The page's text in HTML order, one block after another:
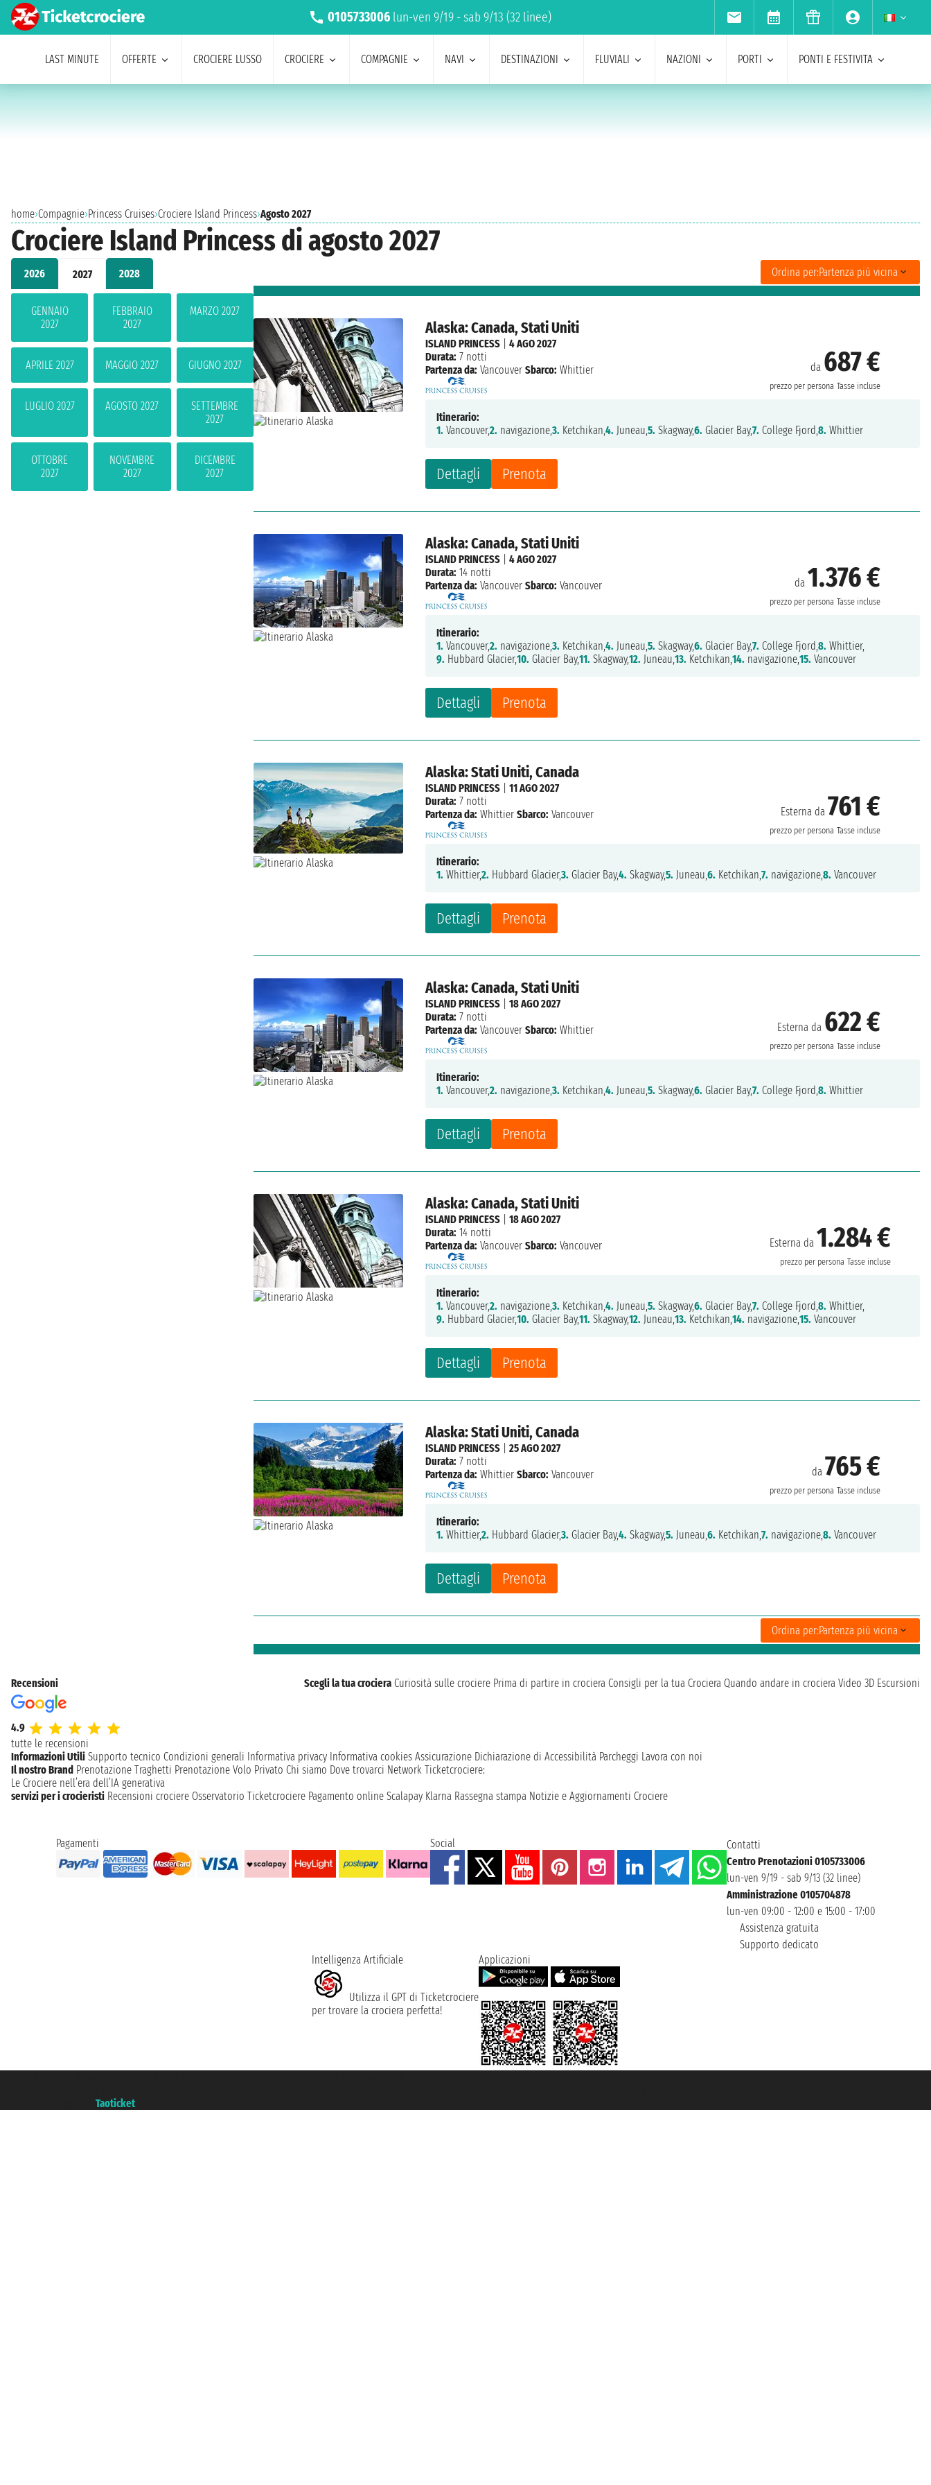
0105733006 lun-ven 9/19 - sab 9/13 (32 linee)
LAST MINUTE OFFERTE CROCIERE LUSSO CROCIERE COMPAGNIE NAVI DESTINAZIONI FLUVIALI NAZIONI PORTI PONTI E FESTIVITA
home›Compagnie›Princess Cruises›Crociere Island Princess›Agosto 2027
Crociere Island Princess di agosto 2027
2026 2027 2028
GENNAIO
2027
FEBBRAIO
2027
MARZO 2027
APRILE 2027 MAGGIO 2027 GIUGNO 2027
LUGLIO 2027 AGOSTO 2027
SETTEMBRE
2027
OTTOBRE
2027
NOVEMBRE
2027
DICEMBRE
2027
Ordina per:Partenza più vicina
Alaska: Canada, Stati Uniti
da 687 €
prezzo per persona Tasse incluse
Dettagli Prenota
ISLAND PRINCESS |4 AGO 2027
Durata: 7 notti
Partenza da: Vancouver Sbarco: Whittier
Itinerario:
1. Vancouver,2. navigazione,3. Ketchikan,4. Juneau,5. Skagway,6. Glacier Bay,7. College Fjord,8. Whittier
Alaska: Canada, Stati Uniti
da 1.376 €
prezzo per persona Tasse incluse
Dettagli Prenota
ISLAND PRINCESS |4 AGO 2027
Durata: 14 notti
Partenza da: Vancouver Sbarco: Vancouver
Itinerario:
1. Vancouver,2. navigazione,3. Ketchikan,4. Juneau,5. Skagway,6. Glacier Bay,7. College Fjord,8. Whittier,
9. Hubbard Glacier,10. Glacier Bay,11. Skagway,12. Juneau,13. Ketchikan,14. navigazione,15. Vancouver
Alaska: Stati Uniti, Canada
Esterna da 761 €
prezzo per persona Tasse incluse
Dettagli Prenota
ISLAND PRINCESS |11 AGO 2027
Durata: 7 notti
Partenza da: Whittier Sbarco: Vancouver
Itinerario:
1. Whittier,2. Hubbard Glacier,3. Glacier Bay,4. Skagway,5. Juneau,6. Ketchikan,7. navigazione,8. Vancouver
Alaska: Canada, Stati Uniti
Esterna da 622 €
prezzo per persona Tasse incluse
Dettagli Prenota
ISLAND PRINCESS |18 AGO 2027
Durata: 7 notti
Partenza da: Vancouver Sbarco: Whittier
Itinerario:
1. Vancouver,2. navigazione,3. Ketchikan,4. Juneau,5. Skagway,6. Glacier Bay,7. College Fjord,8. Whittier
Alaska: Canada, Stati Uniti
Esterna da 1.284 €
prezzo per persona Tasse incluse
Dettagli Prenota
ISLAND PRINCESS |18 AGO 2027
Durata: 14 notti
Partenza da: Vancouver Sbarco: Vancouver
Itinerario:
1. Vancouver,2. navigazione,3. Ketchikan,4. Juneau,5. Skagway,6. Glacier Bay,7. College Fjord,8. Whittier,
9. Hubbard Glacier,10. Glacier Bay,11. Skagway,12. Juneau,13. Ketchikan,14. navigazione,15. Vancouver
Alaska: Stati Uniti, Canada
da 765 €
prezzo per persona Tasse incluse
Dettagli Prenota
ISLAND PRINCESS |25 AGO 2027
Durata: 7 notti
Partenza da: Whittier Sbarco: Vancouver
Itinerario:
1. Whittier,2. Hubbard Glacier,3. Glacier Bay,4. Skagway,5. Juneau,6. Ketchikan,7. navigazione,8. Vancouver
Ordina per:Partenza più vicina
Recensioni
4.9
tutte le recensioni
Scegli la tua crociera Curiosità sulle crociere Prima di partire in crociera Consigli per la tua Crociera Quando andare in crociera Video 3D Escursioni
Informazioni Utili Supporto tecnico Condizioni generali Informativa privacy Informativa cookies Assicurazione Dichiarazione di Accessibilità Parcheggi Lavora con noi
Il nostro Brand Prenotazione Traghetti Prenotazione Volo Privato Chi siamo Dove trovarci Network Ticketcrociere:
Le Crociere nell’era dell’IA generativa
servizi per i crocieristi Recensioni crociere Osservatorio Ticketcrociere Pagamento online Scalapay Klarna Rassegna stampa Notizie e Aggiornamenti Crociere
Pagamenti Social
Contatti
Centro Prenotazioni 0105733006
lun-ven 9/19 - sab 9/13 (32 linee)
Amministrazione 0105704878
lun-ven 09:00 - 12:00 e 15:00 - 17:00
Assistenza gratuita
Supporto dedicato
Intelligenza Artificiale
Utilizza il GPT di Ticketcrociere
per trovare la crociera perfetta!
Applicazioni
Taoticket